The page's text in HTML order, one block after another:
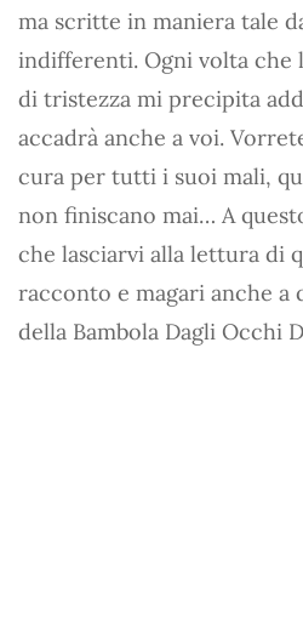
ma scritte in maniera tale
indifferenti. Ogni volta che
di tristezza mi precipita
accadrà anche a voi.
cura per tutti i suoi mali,
non finiscano mai… A
che lasciarvi alla lettura di
racconto e magari anche a
della Bambola Dagli Occhi